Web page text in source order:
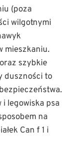
(poza
wilgotnymi
mieszkaniu.
szybkie
duszności to
legowiska psa
na
Can f 1 i